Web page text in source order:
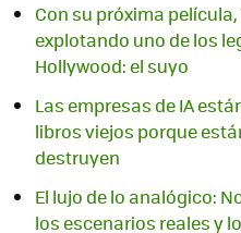
Con su próxima
explotando uno de los
Hollywood: el suyo
Las empresas de IA
libros viejos porque
destruyen
El lujo de lo analógico:
los escenarios reales y